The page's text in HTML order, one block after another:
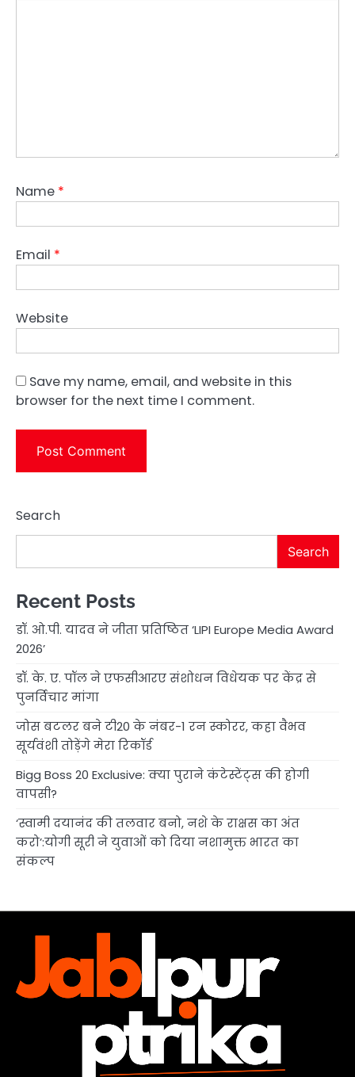
Name *
Email *
Website
Save my name, email, and website in this
browser for the next time I comment.
Search
Search
Recent Posts
डॉ. ओ.पी. यादव ने जीता प्रतिष्ठित ‘LIPI Europe Media Award
2026’
डॉ. के. ए. पॉल ने एफसीआरए संशोधन विधेयक पर केंद्र से
पुनर्विचार मांगा
जोस बटलर बने टी20 के नंबर-1 रन स्कोरर, कहा वैभव
सूर्यवंशी तोड़ेंगे मेरा रिकॉर्ड
Bigg Boss 20 Exclusive: क्या पुराने कंटेस्टेंट्स की होगी
वापसी?
‘स्वामी दयानंद की तलवार बनो, नशे के राक्षस का अंत
करो’:योगी सूरी ने युवाओं को दिया नशामुक्त भारत का
संकल्प